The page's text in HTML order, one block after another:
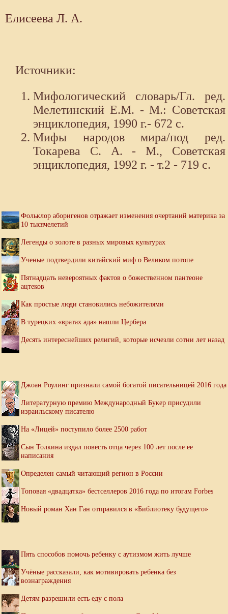
Елисеева Л. А.
Источники:
Мифологический словарь/Гл. ред.
Мелетинский Е.М. - М.: Советская
энциклопедия, 1990 г.- 672 с.
Мифы народов мира/под ред.
Токарева С. А. - М., Советская
энциклопедия, 1992 г. - т.2 - 719 с.
Фольклор аборигенов отражает изменения очертаний материка за
10 тысячелетий
Легенды о золоте в разных мировых культурах
Ученые подтвердили китайский миф о Великом потопе
Пятнадцать невероятных фактов о божественном пантеоне
ацтеков
Как простые люди становились небожителями
В турецких «вратах ада» нашли Цербера
Десять интереснейших религий, которые исчезли сотни лет назад
Джоан Роулинг признали самой богатой писательницей 2016 года
Литературную премию Международный Букер присудили
израильскому писателю
На «Лицей» поступило более 2500 работ
Сын Толкина издал повесть отца через 100 лет после ее
написания
Определен самый читающий регион в России
Топовая «двадцатка» бестселлеров 2016 года по итогам Forbes
Новый роман Хан Ган отправился в «Библиотеку будущего»
Пять способов помочь ребенку с аутизмом жить лучше
Учёные рассказали, как мотивировать ребенка без
вознаграждения
Детям разрешили есть еду с пола